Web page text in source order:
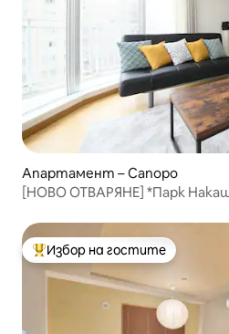
Апартамент – Сапоро
[НОВО ОТВАРЯНЕ] *Парк
пеша*Wi-Fi
Най-популярен избор на
Избор на гостите